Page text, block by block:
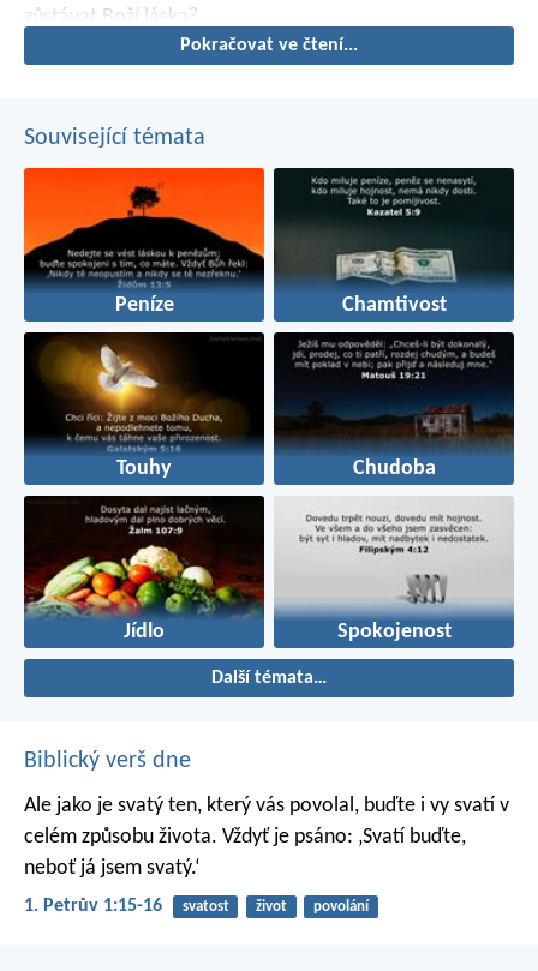
zůstávat Boží láska?
Pokračovat ve čtení...
Související témata
Peníze Chamtivost
Touhy Chudoba
Jídlo Spokojenost
Další témata…
Biblický verš dne
Ale jako je svatý ten, který vás povolal, buďte i vy svatí v
celém způsobu života. Vždyť je psáno: ‚Svatí buďte,
neboť já jsem svatý.‘
1. Petrův 1:15-16 svatost život povolání